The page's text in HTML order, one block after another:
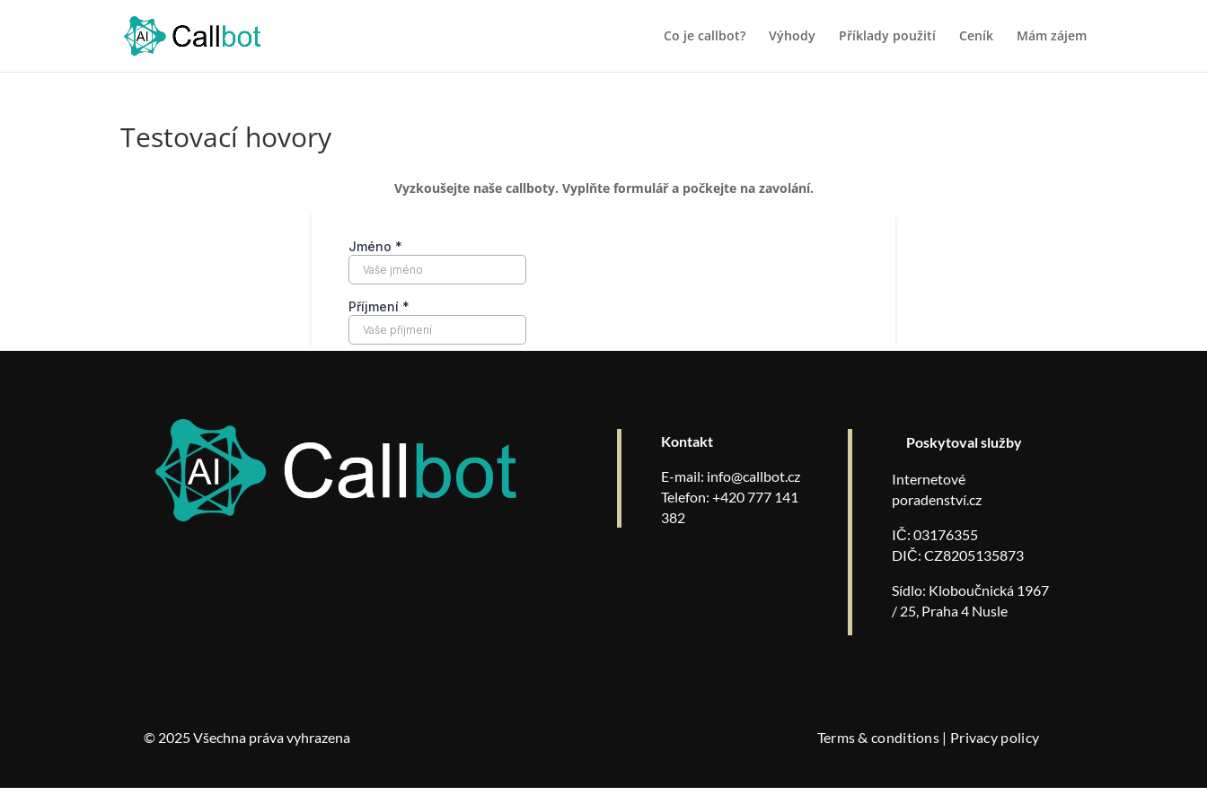
Co je callbot? Výhody Příklady použití Ceník Mám zájem
Testovací hovory
Vyzkoušejte naše callboty. Vyplňte formulář a počkejte na zavolání.
Kontakt
E-mail: info@callbot.cz
Telefon: +420 777 141
382
Poskytoval služby
Internetové
poradenství.cz
IČ: 03176355
DIČ: CZ8205135873
Sídlo: Kloboučnická 1967
/ 25, Praha 4 Nusle
© 2025 Všechna práva vyhrazena Terms & conditions | Privacy policy